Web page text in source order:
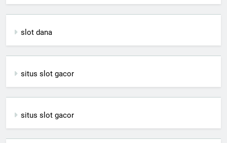
slot dana
situs slot gacor
situs slot gacor